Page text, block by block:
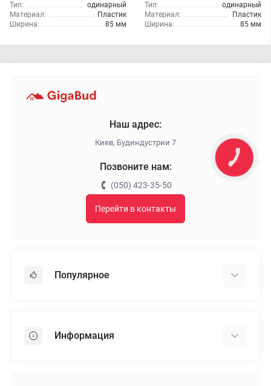
Тип:
одинарный
Материал:
Пластик
Ширина:
85 мм
Тип:
одинарный
Материал:
Пластик
Ширина:
85 мм
Наш адрес:
Киев, Будиндустрии 7
Позвоните нам:
(050) 423-35-50
Перейти в контакты
Популярное
Пенопласт
Информация
КНОПКА
ЗВ'ЯЗКУ